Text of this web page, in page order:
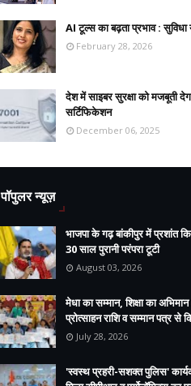
AI टूल्स का बढ़ता प्रभाव : सुविधा
February 28, 2026
देश में साइबर सुरक्षा को मजबूती
सर्टिफिकेशन
December 06, 2025
पॉपुलर न्यूज़
भाजपा के गढ़ बांकीपुर में प्रशांत
30 साल पुरानी परंपरा टूटी
August 03, 2026
मेधा का सम्मान, शिक्षा का
प्रोत्साहन राशि व सम्मान पत्र से
July 28, 2026
'स्वस्थ प्रहरी-सशक्त पुलिस'